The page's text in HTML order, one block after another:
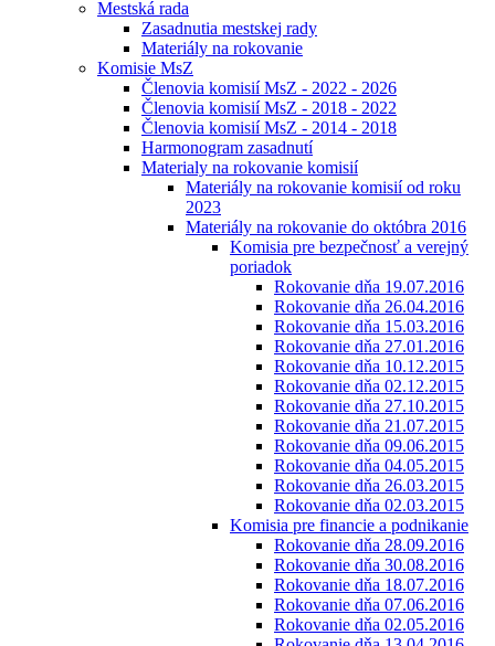
Mestská rada
Zasadnutia mestskej rady
Materiály na rokovanie
Komisie MsZ
Členovia komisií MsZ - 2022 - 2026
Členovia komisií MsZ - 2018 - 2022
Členovia komisií MsZ - 2014 - 2018
Harmonogram zasadnutí
Materialy na rokovanie komisií
Materiály na rokovanie komisií od roku
2023
Materiály na rokovanie do októbra 2016
Komisia pre bezpečnosť a verejný
poriadok
Rokovanie dňa 19.07.2016
Rokovanie dňa 26.04.2016
Rokovanie dňa 15.03.2016
Rokovanie dňa 27.01.2016
Rokovanie dňa 10.12.2015
Rokovanie dňa 02.12.2015
Rokovanie dňa 27.10.2015
Rokovanie dňa 21.07.2015
Rokovanie dňa 09.06.2015
Rokovanie dňa 04.05.2015
Rokovanie dňa 26.03.2015
Rokovanie dňa 02.03.2015
Komisia pre financie a podnikanie
Rokovanie dňa 28.09.2016
Rokovanie dňa 30.08.2016
Rokovanie dňa 18.07.2016
Rokovanie dňa 07.06.2016
Rokovanie dňa 02.05.2016